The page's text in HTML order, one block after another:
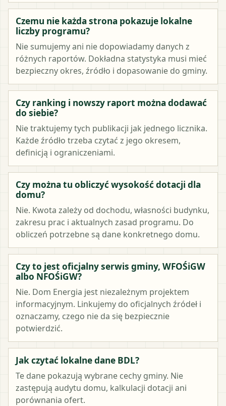
Czemu nie każda strona pokazuje lokalne
liczby programu?
Nie sumujemy ani nie dopowiadamy danych z
różnych raportów. Dokładna statystyka musi mieć
bezpieczny okres, źródło i dopasowanie do gminy.
Czy ranking i nowszy raport można dodawać
do siebie?
Nie traktujemy tych publikacji jak jednego licznika.
Każde źródło trzeba czytać z jego okresem,
definicją i ograniczeniami.
Czy można tu obliczyć wysokość dotacji dla
domu?
Nie. Kwota zależy od dochodu, własności budynku,
zakresu prac i aktualnych zasad programu. Do
obliczeń potrzebne są dane konkretnego domu.
Czy to jest oficjalny serwis gminy, WFOŚiGW
albo NFOŚiGW?
Nie. Dom Energia jest niezależnym projektem
informacyjnym. Linkujemy do oficjalnych źródeł i
oznaczamy, czego nie da się bezpiecznie
potwierdzić.
Jak czytać lokalne dane BDL?
Te dane pokazują wybrane cechy gminy. Nie
zastępują audytu domu, kalkulacji dotacji ani
porównania ofert.